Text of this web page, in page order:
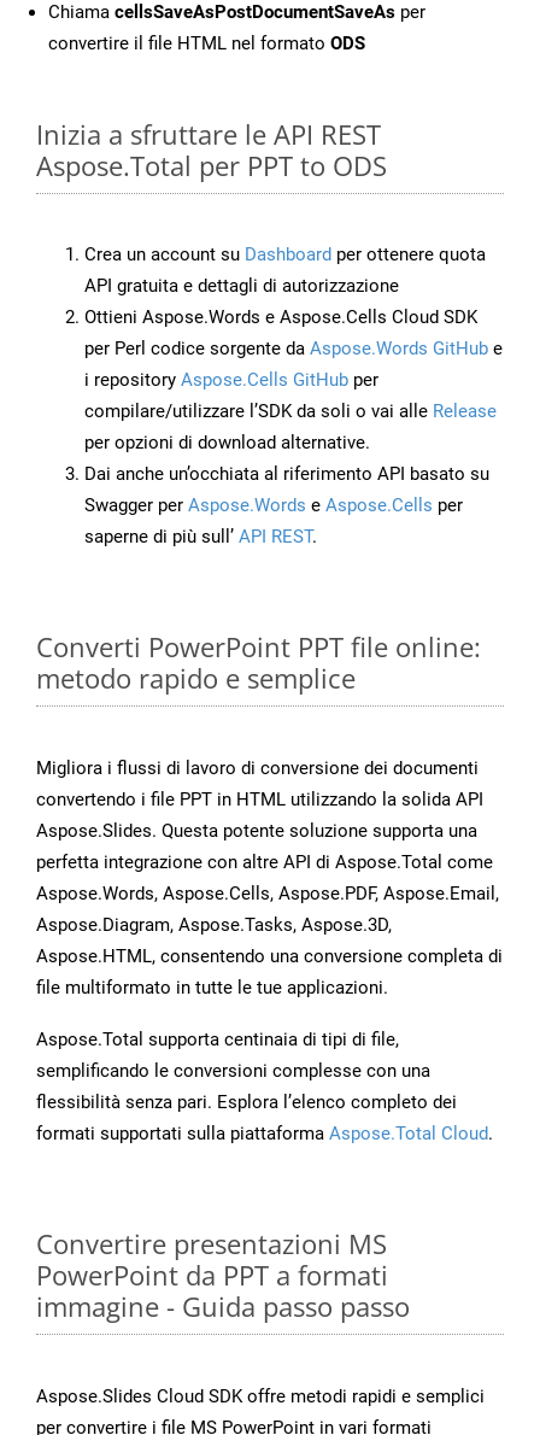
Chiama cellsSaveAsPostDocumentSaveAs per
convertire il file HTML nel formato ODS
Inizia a sfruttare le API REST
Aspose.Total per PPT to ODS
Crea un account su Dashboard per ottenere quota
API gratuita e dettagli di autorizzazione
Ottieni Aspose.Words e Aspose.Cells Cloud SDK
per Perl codice sorgente da Aspose.Words GitHub e
i repository Aspose.Cells GitHub per
compilare/utilizzare l’SDK da soli o vai alle Release
per opzioni di download alternative.
Dai anche un’occhiata al riferimento API basato su
Swagger per Aspose.Words e Aspose.Cells per
saperne di più sull’ API REST.
Converti PowerPoint PPT file online:
metodo rapido e semplice
Migliora i flussi di lavoro di conversione dei documenti
convertendo i file PPT in HTML utilizzando la solida API
Aspose.Slides. Questa potente soluzione supporta una
perfetta integrazione con altre API di Aspose.Total come
Aspose.Words, Aspose.Cells, Aspose.PDF, Aspose.Email,
Aspose.Diagram, Aspose.Tasks, Aspose.3D,
Aspose.HTML, consentendo una conversione completa di
file multiformato in tutte le tue applicazioni.
Aspose.Total supporta centinaia di tipi di file,
semplificando le conversioni complesse con una
flessibilità senza pari. Esplora l’elenco completo dei
formati supportati sulla piattaforma Aspose.Total Cloud.
Convertire presentazioni MS
PowerPoint da PPT a formati
immagine - Guida passo passo
Aspose.Slides Cloud SDK offre metodi rapidi e semplici
per convertire i file MS PowerPoint in vari formati